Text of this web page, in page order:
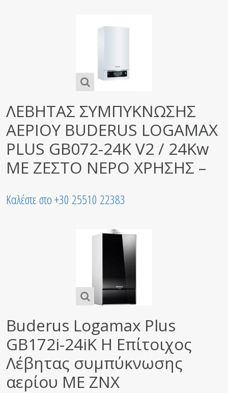
ΛΕΒΗΤΑΣ ΣΥΜΠΥΚΝΩΣΗΣ
ΑΕΡΙΟΥ BUDERUS LOGAMAX
PLUS GB072-24K V2 / 24Kw
ΜΕ ΖΕΣΤΟ ΝΕΡΟ ΧΡΗΣΗΣ –
Καλέστε στο +30 25510 22383
Buderus Logamax Plus
GB172i-24iK H Επίτοιχος
Λέβητας συμπύκνωσης
αερίου ΜΕ ΖΝΧ